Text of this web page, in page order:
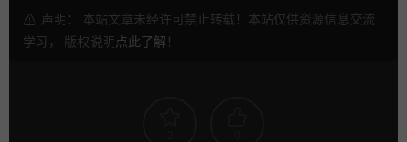
声明： 本站文章未经许可禁止转载！本站仅供资源信息交流
学习， 版权说明点此了解 ！